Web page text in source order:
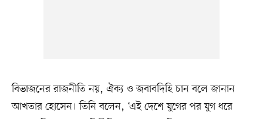
বিভাজনের রাজনীতি নয়, ঐক্য ও জবাবদিহি চান বলে জানান
আখতার হোসেন। তিনি বলেন, ‘এই দেশে যুগের পর যুগ ধরে